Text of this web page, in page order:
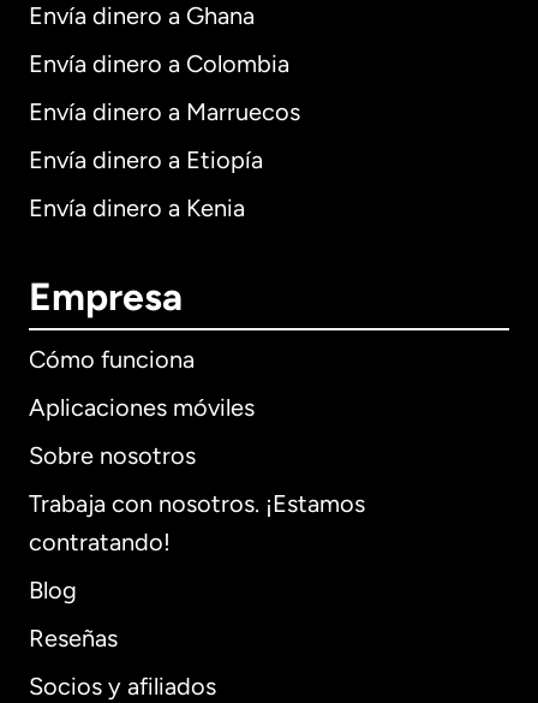
Envía dinero a Ghana
Envía dinero a Colombia
Envía dinero a Marruecos
Envía dinero a Etiopía
Envía dinero a Kenia
Empresa
Cómo funciona
Aplicaciones móviles
Sobre nosotros
Trabaja con nosotros. ¡Estamos
contratando!
Blog
Reseñas
Socios y afiliados